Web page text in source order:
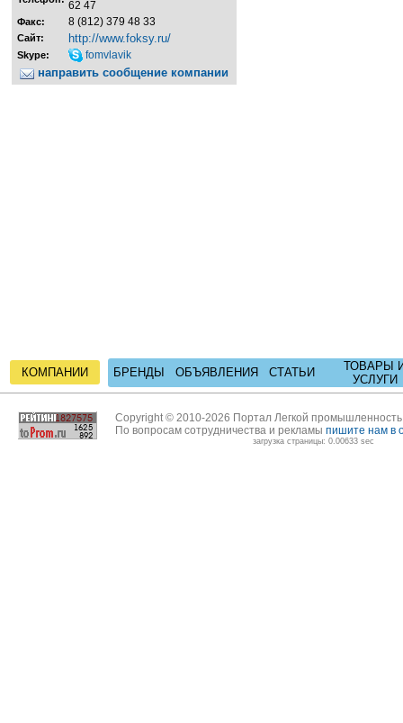
62 47
Факс: 8 (812) 379 48 33
Сайт: http://www.foksy.ru/
Skype: fomvlavik
направить сообщение компании
КОМПАНИИ БРЕНДЫ ОБЪЯВЛЕНИЯ СТАТЬИ
ТОВАРЫ
УСЛУГИ
Copyright © 2010-2026 Портал Легкой
По вопросам сотрудничества и рекламы пишите нам в
загрузка страницы: 0.00633 sec